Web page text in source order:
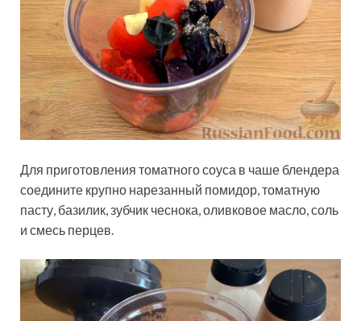
Для приготовления томатного соуса в чаше блендера
соедините крупно нарезанный помидор, томатную
пасту, базилик, зубчик чеснока, оливковое масло, соль
и смесь перцев.